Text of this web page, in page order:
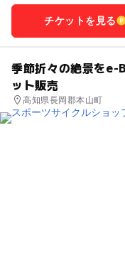
チケットを見る
季節折々の絶景をe-
ット販売
高知県長岡郡本山町